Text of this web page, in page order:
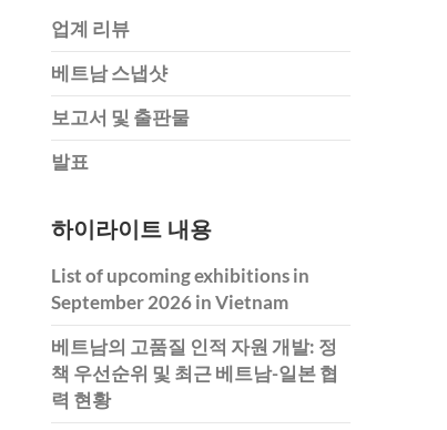
업계 리뷰
베트남 스냅샷
보고서 및 출판물
발표
하이라이트 내용
List of upcoming exhibitions in
September 2026 in Vietnam
베트남의 고품질 인적 자원 개발: 정
책 우선순위 및 최근 베트남-일본 협
력 현황